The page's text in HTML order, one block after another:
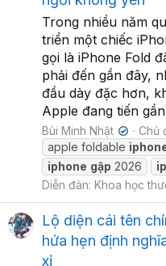
Trong nhiều năm
triển một chiếc
gọi là iPhone Fold
phải đến gần đây,
đầu dày đặc hơn,
Apple đang tiến
Bùi Minh Nhật ✔ Chủ
apple foldable
iphone gập 2026
Diễn đàn: Khoa học
Lộ diện cái tên
hứa hẹn định
xỉ